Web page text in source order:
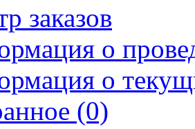
заказов
о
о
(0)